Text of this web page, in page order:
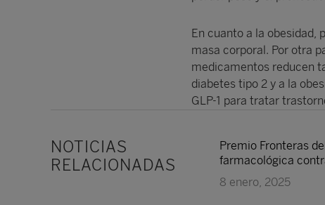
En cuanto a la obesidad,
masa corporal. Por otra
medicamentos reducen
diabetes tipo 2 y a la
GLP-1 para tratar
NOTICIAS
RELACIONADAS
Premio Fronteras
farmacológica
8 enero, 2025